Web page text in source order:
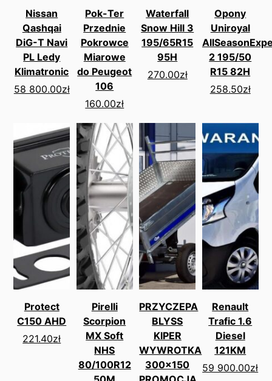
Nissan
Qashqai
DiG-T Navi
PL Ledy
Klimatronic
58 800.00zł
Pok-Ter
Przednie
Pokrowce
Miarowe
do Peugeot
106
160.00zł
Waterfall
Snow Hill 3
195/65R15
95H
270.00zł
Opony
Uniroyal
2 195/50
R15 82H
258.50zł
Protect
C150 AHD
221.40zł
Pirelli
Scorpion
MX Soft
NHS
80/100R12
PRZYCZEPA
BLYSS
KIPER
WYWROTKA
300x150
Renault
Trafic 1.6
Diesel
121KM
59 900.00zł